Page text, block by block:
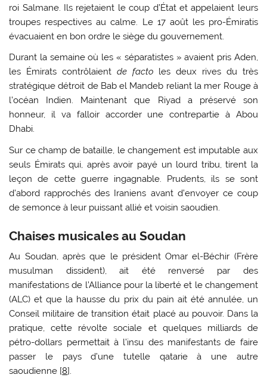
roi Salmane. Ils rejetaient le coup d’État et appelaient leurs
troupes respectives au calme. Le 17 août les pro-Émiratis
évacuaient en bon ordre le siège du gouvernement.
Durant la semaine où les « séparatistes » avaient pris Aden,
les Émirats contrôlaient de facto les deux rives du très
stratégique détroit de Bab el Mandeb reliant la mer Rouge à
l’océan Indien. Maintenant que Riyad a préservé son
honneur, il va falloir accorder une contrepartie à Abou
Dhabi.
Sur ce champ de bataille, le changement est imputable aux
seuls Émirats qui, après avoir payé un lourd tribu, tirent la
leçon de cette guerre ingagnable. Prudents, ils se sont
d’abord rapprochés des Iraniens avant d’envoyer ce coup
de semonce à leur puissant allié et voisin saoudien.
Chaises musicales au Soudan
Au Soudan, après que le président Omar el-Béchir (Frère
musulman dissident), ait été renversé par des
manifestations de l’Alliance pour la liberté et le changement
(ALC) et que la hausse du prix du pain ait été annulée, un
Conseil militaire de transition était placé au pouvoir. Dans la
pratique, cette révolte sociale et quelques milliards de
pétro-dollars permettait à l’insu des manifestants de faire
passer le pays d’une tutelle qatarie à une autre
saoudienne [8].